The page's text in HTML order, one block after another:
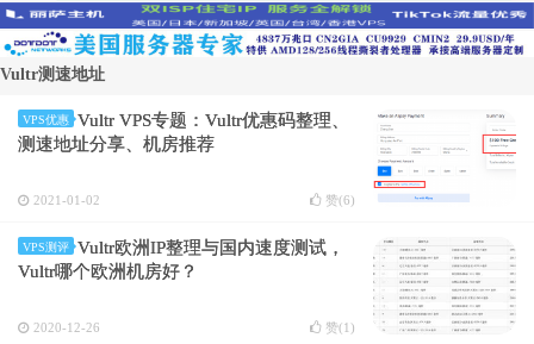
Vultr测速地址
VPS优惠
Vultr VPS专题：Vultr优惠码整理、
测速地址分享、机房推荐
2021-01-02 赞(6)
VPS测评
Vultr欧洲IP整理与国内速度测试，
Vultr哪个欧洲机房好？
2020-12-26 赞(1 )